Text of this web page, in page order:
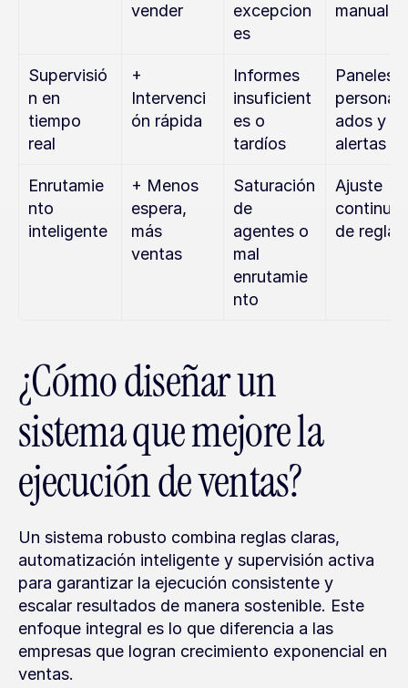
vender
excepcion
es
manual
Supervisió
n en
tiempo
real
+
Intervenci
ón rápida
Informes
insuficient
es o
tardíos
Paneles
ados y
alertas
Enrutamie
nto
inteligente
+ Menos
espera,
más
ventas
Saturación
de
agentes o
mal
enrutamie
nto
Ajuste
continuo
de reglas
¿Cómo diseñar un
sistema que mejore la
ejecución de ventas?
Un sistema robusto combina reglas claras,
automatización inteligente y supervisión activa
para garantizar la ejecución consistente y
escalar resultados de manera sostenible. Este
enfoque integral es lo que diferencia a las
empresas que logran crecimiento exponencial en
ventas.